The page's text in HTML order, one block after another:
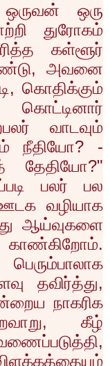
ஒரு
துரோகம்
கள்ளூர்
, அவனை
, கொதிக்கும்
வாடவும்
நீதியோ? -
தேதியோ?"
பலர் பல
ஊடக வழியாக
ஆய்வுகளை
தவிர்த்து,
நாகரிக
,கீழ்
,